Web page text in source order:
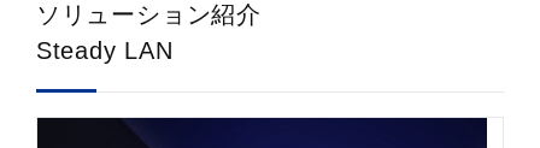
ソリューション紹介
Steady LAN